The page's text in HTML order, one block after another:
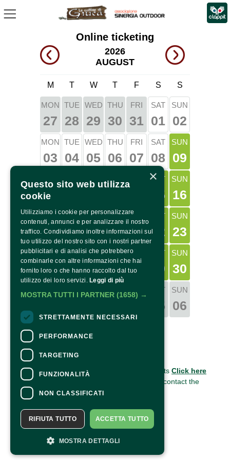
Online ticketing
2026
AUGUST
M T W T F S S
MON
27
TUE
28
WED
29
THU
30
FRI
31
SAT
01
SUN
02
MON
03
TUE
04
WED
05
THU
06
FRI
07
SAT
08
SUN
09
10
WED THU SAT
15
SUN
16
MON
17
TUE
18
WED
19
THU
20
FRI
21
SAT
22
SUN
23
MON
24
TUE
25
WED
26
THU
27
FRI
28
SAT
29
SUN
30
SAT
05
SUN
06
Copyright © 2022 – P.Iva 03561980040
CONTACTS
For information and support in purchasing tickets Click here
For information on the program and the event, contact the
organizer.
Accessibility statement
×
Questo sito web utilizza
cookie
Utilizziamo i cookie per personalizzare
contenuti, annunci e per analizzare il nostro
traffico. Condividiamo inoltre informazioni sul
tuo utilizzo del nostro sito con i nostri partner
pubblicitari e di analisi che potrebbero
combinarle con altre informazioni che hai
fornito loro o che hanno raccolto dal tuo
utilizzo dei loro servizi. Leggi di più
MOSTRA TUTTI I PARTNER (1658) →
STRETTAMENTE NECESSARI
PERFORMANCE
TARGETING
FUNZIONALITÀ
NON CLASSIFICATI
ACCETTA TUTTO
RIFIUTA TUTTO
MOSTRA DETTAGLI